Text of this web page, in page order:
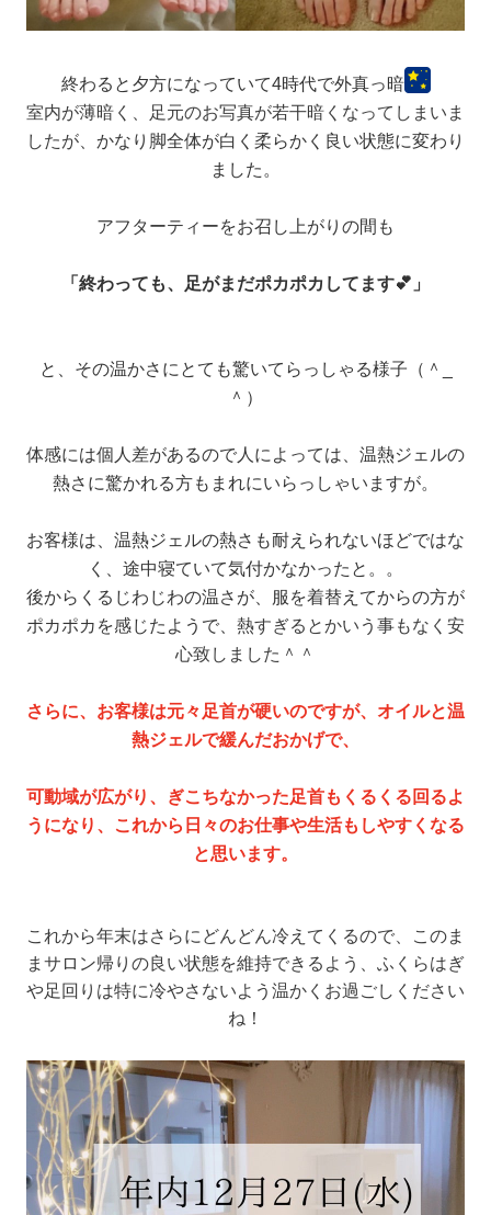
終わると夕方になっていて4時代で外真っ暗
室内が薄暗く、足元のお写真が若干暗くなってしまいま
したが、 かなり脚全体が白く柔らかく良い状態に変わり
ました。
アフターティーをお召し上がりの間も
「終わっても、足がまだポカポカしてます💕」
と、その温かさにとても驚いてらっしゃる様子（＾_
＾）
体感には個人差があるので人によっては、温熱ジェルの
熱さに驚かれる方もまれにいらっしゃいますが。
お客様は、温熱ジェルの熱さも耐えられないほどではな
く、途中寝ていて気付かなかったと。。
後からくるじわじわの温さが、服を着替えてからの方が
ポカポカを感じたようで、 熱すぎるとかいう事もなく安
心致しました＾＾
さらに、お客様は元々足首が硬いのですが、 オイルと温
熱ジェルで緩んだおかげで、
可動域が広がり、 ぎこちなかった足首も くるくる回るよ
うになり、
これから日々のお仕事や生活もしやすくなる
と思います。
これから年末はさらにどんどん冷えてくるので、このま
まサロン帰りの良い状態を維持できるよう、ふくらはぎ
や足回りは特に冷やさないよう温かくお過ごしください
ね！